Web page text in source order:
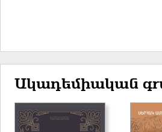
Ակադեմիական